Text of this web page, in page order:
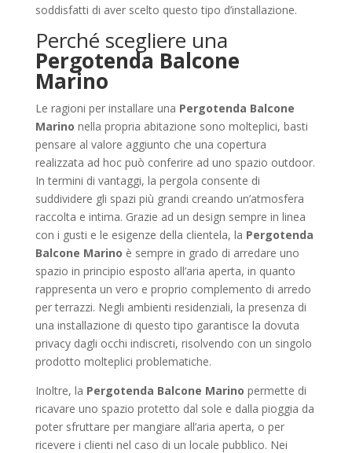
soddisfatti di aver scelto questo tipo d’installazione.
Perché scegliere una
Pergotenda Balcone
Marino
Le ragioni per installare una Pergotenda Balcone
Marino nella propria abitazione sono molteplici, basti
pensare al valore aggiunto che una copertura
realizzata ad hoc può conferire ad uno spazio outdoor.
In termini di vantaggi, la pergola consente di
suddividere gli spazi più grandi creando un’atmosfera
raccolta e intima. Grazie ad un design sempre in linea
con i gusti e le esigenze della clientela, la Pergotenda
Balcone Marino è sempre in grado di arredare uno
spazio in principio esposto all’aria aperta, in quanto
rappresenta un vero e proprio complemento di arredo
per terrazzi. Negli ambienti residenziali, la presenza di
una installazione di questo tipo garantisce la dovuta
privacy dagli occhi indiscreti, risolvendo con un singolo
prodotto molteplici problematiche.
Inoltre, la Pergotenda Balcone Marino permette di
ricavare uno spazio protetto dal sole e dalla pioggia da
poter sfruttare per mangiare all’aria aperta, o per
ricevere i clienti nel caso di un locale pubblico. Nei